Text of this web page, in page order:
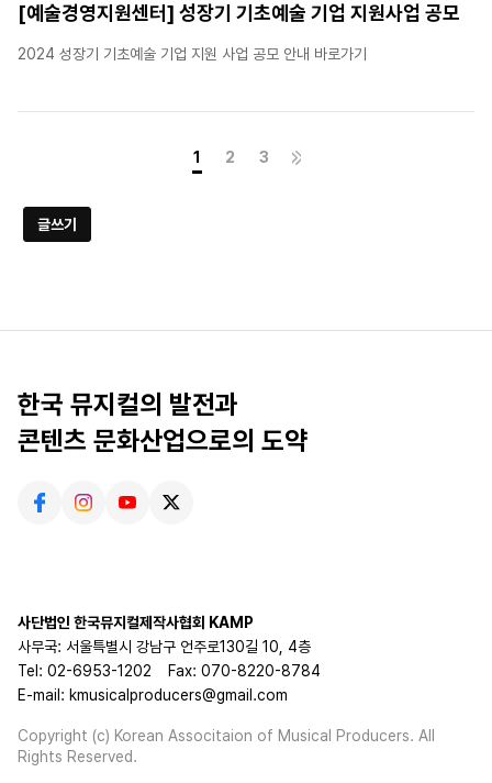
[예술경영지원센터] 성장기 기초예술 기업 지원사업 공모
2024 성장기 기초예술 기업 지원 사업 공모 안내 바로가기
1 2 3
글쓰기
한국 뮤지컬의 발전과
콘텐츠 문화산업으로의 도약
사단법인 한국뮤지컬제작사협회 KAMP
사무국: 서울특별시 강남구 언주로130길 10, 4층
Tel: 02-6953-1202
Fax: 070-8220-8784
E-mail: kmusicalproducers@gmail.com
Copyright (c) Korean Associtaion of Musical Producers. All
Rights Reserved.